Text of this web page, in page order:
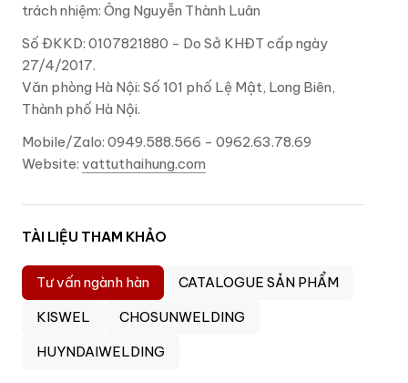
trách nhiệm: Ông Nguyễn Thành Luân
Số ĐKKD: 0107821880 - Do Sở KHĐT cấp ngày
27/4/2017.
Văn phòng Hà Nội: Số 101 phố Lệ Mật, Long Biên,
Thành phố Hà Nội.
Mobile/Zalo: 0949.588.566 - 0962.63.78.69
Website: vattuthaihung.com
TÀI LIỆU THAM KHẢO
Tư vấn ngành hàn
CATALOGUE SẢN PHẨM
KISWEL
CHOSUNWELDING
HUYNDAIWELDING